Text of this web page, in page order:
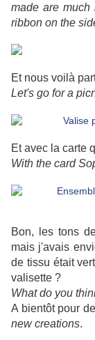
made are much
ribbon on the
Et nous voilà
Let's go for a
Et avec la carte
With the card
Bon, les tons
mais j'avais
de tissu était
valisette ?
What do you
A bientôt pour
new creations.